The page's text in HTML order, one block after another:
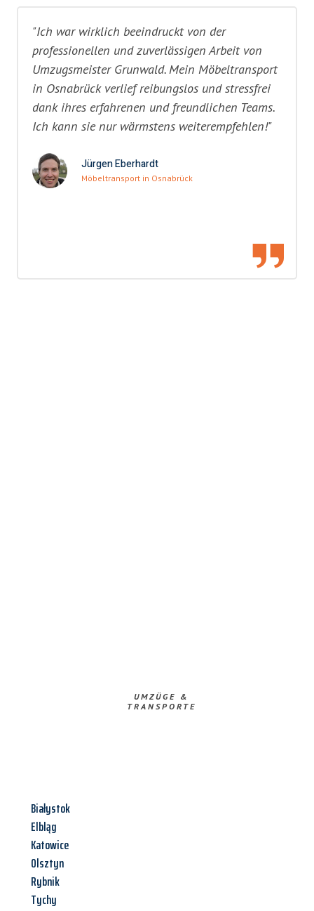
"Ich war wirklich beeindruckt von der
professionellen und zuverlässigen Arbeit von
Umzugsmeister Grunwald. Mein Möbeltransport
in Osnabrück verlief reibungslos und stressfrei
dank ihres erfahrenen und freundlichen Teams.
Ich kann sie nur wärmstens weiterempfehlen!"
Jürgen Eberhardt
Möbeltransport in Osnabrück
UMZÜGE &
TRANSPORTE
Białystok
Elbląg
Katowice
Olsztyn
Rybnik
Tychy